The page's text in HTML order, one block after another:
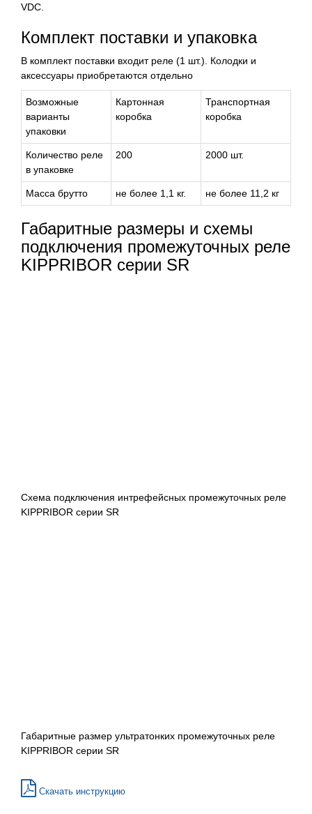
VDC.
Комплект поставки и упаковка
В комплект поставки входит реле (1 шт.). Колодки и
аксессуары приобретаются отдельно
Возможные
варианты
упаковки
Картонная
коробка
Транспортная
коробка
Количество реле
в упаковке
200 2000 шт.
Масса брутто не более 1,1 кг. не более 11,2 кг
Габаритные размеры и схемы
подключения промежуточных реле
KIPPRIBOR серии SR
Схема подключения интрефейсных промежуточных реле
KIPPRIBOR серии SR
Габаритные размер ультратонких промежуточных реле
KIPPRIBOR серии SR
Скачать инструкцию